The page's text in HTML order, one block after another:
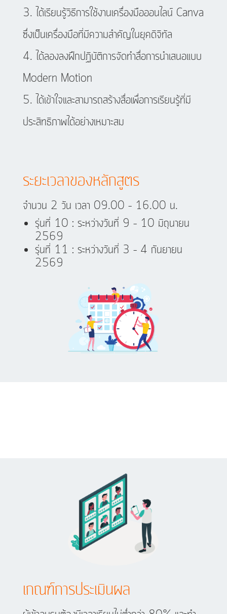
ได้เรียนรู้วิธีการใช้งานเครื่องมือออนไลน์ Canva
ซึ่งเป็นเครื่องมือที่มีความสำคัญในยุคดิจิทัล
ได้ลองลงฝึกปฏิบัติการจัดทำสื่อการนำเสนอแบบ
Modern Motion
ได้เข้าใจและสามารถสร้างสื่อเพื่อการเรียนรู้ที่มี
ประสิทธิภาพได้อย่างเหมาะสม​
ระยะเวลาของหลักสูตร
​จำนวน 2 วัน เวลา 09.00 – 16.00 น.
รุ่นที่ 10 : ระหว่างวันที่ 9 – 10 มิถุนายน
2569
รุ่นที่ 11 : ระหว่างวันที่ 3 – 4 กันยายน
2569
เกณฑ์การประเมินผล